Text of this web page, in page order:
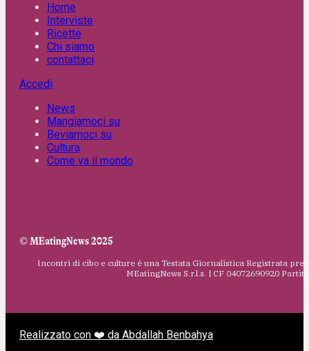
Home
Interviste
Ricette
Chi siamo
contattaci
Accedi
News
Mangiamoci su
Beviamoci su
Cultura
Come va il mondo
© MEatingNews 2025
Incontri di cibo e culture è una Testata Giornalistica Registrata
MEatingNews S.r.l.s. | CF 04072690920
Realizzato con ❤️ da Abdallah Benbahya